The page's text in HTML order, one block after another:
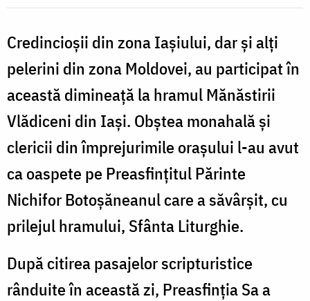
sărbătorit
hramul
/
Foto:
Mihail
Credincioșii din zona Iașiului, dar și alți
pelerini din zona Moldovei, au participat în
această dimineață la hramul Mănăstirii
Vlădiceni din Iași. Obștea monahală și
clericii din împrejurimile orașului l-au avut
ca oaspete pe Preasfințitul Părinte
Nichifor Botoșăneanul care a săvârșit, cu
prilejul hramului, Sfânta Liturghie.
După citirea pasajelor scripturistice
rânduite în această zi, Preasfinția Sa a